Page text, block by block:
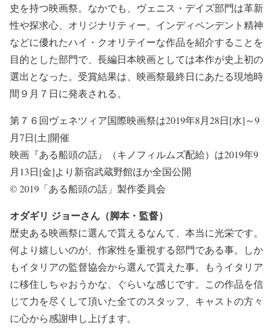
史を持つ映画祭。なかでも、ヴェニス・デイズ部門は革新
性や探求心、オリジナリティー、インディペンデント精神
などに優れたハイ・クオリテイーな作品を紹介することを
目的とした部門で、長編日本映画としては本作が史上初の
選出となった。受賞結果は、映画祭最終日にあたる現地時
間９月７日に発表される。
第７６回ヴェネツィア国際映画祭は2019年8月28日[水]～9
月7日[土]開催
映画『ある船頭の話』（キノフィルムズ配給）は2019年9
月13日[金]より新宿武蔵野館ほか全国公開
© 2019「ある船頭の話」製作委員会
オダギリ ジョーさん（脚本・監督）
歴史ある映画祭に選んで貰えるなんて、本当に光栄です。
何より嬉しいのが、作家性を重視する部門である事。しか
もイタリアの監督協会から選んで貰えた事。もうイタリア
に移住しちゃおうかな、ぐらいな感じです。この作品を信
じて力を尽くして頂いた全てのスタッフ、キャストの方々
に心から感謝申し上げます。